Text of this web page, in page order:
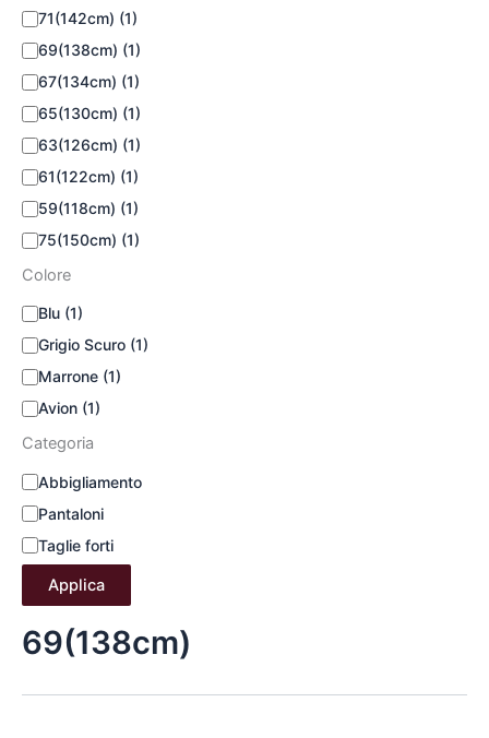
71(142cm) (1)
69(138cm) (1)
67(134cm) (1)
65(130cm) (1)
63(126cm) (1)
61(122cm) (1)
59(118cm) (1)
75(150cm) (1)
Colore
Blu (1)
Grigio Scuro (1)
Marrone (1)
Avion (1)
Categoria
Abbigliamento
Pantaloni
Taglie forti
Applica
69(138cm)